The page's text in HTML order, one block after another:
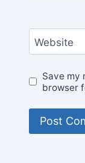
Website
Save my
browser